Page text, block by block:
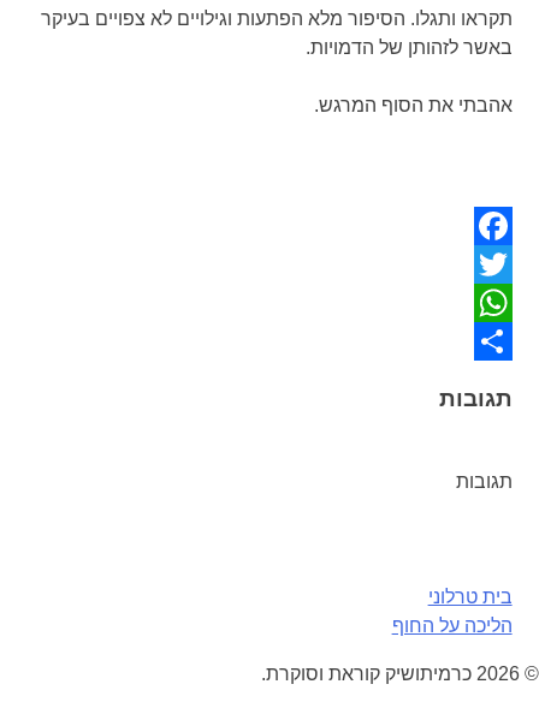
תקראו ותגלו. הסיפור מלא הפתעות וגילויים לא צפויים בעיקר
באשר לזהותן של הדמויות.
אהבתי את הסוף המרגש.
Facebook
Twitter
WhatsApp
תגובות
תגובות
ניווט
בית טרלוני
הליכה על החוף
© 2026 כרמיתושיק קוראת וסוקרת.